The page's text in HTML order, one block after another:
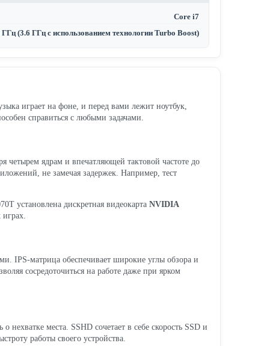
Core i7
ГГц (3.6 ГГц с использованием технологии Turbo Boost)
играет на фоне, и перед вами лежит ноутбук,
справиться с любыми задачами.
четырем ядрам и впечатляющей тактовой частоте до
не замечая задержек. Например, тест
установлена дискретная видеокарта NVIDIA
IPS-матрица обеспечивает широкие углы обзора и
сосредоточиться на работе даже при ярком
места. SSHD сочетает в себе скорость SSD и
работы своего устройства.